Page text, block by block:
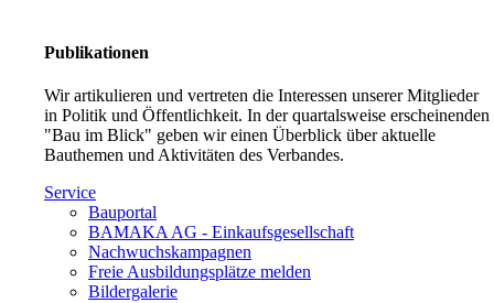
Publikationen
Wir artikulieren und vertreten die Interessen unserer Mitglieder
in Politik und Öffentlichkeit. In der quartalsweise erscheinenden
"Bau im Blick" geben wir einen Überblick über aktuelle
Bauthemen und Aktivitäten des Verbandes.
Service
Bauportal
BAMAKA AG - Einkaufsgesellschaft
Nachwuchskampagnen
Freie Ausbildungsplätze melden
Bildergalerie